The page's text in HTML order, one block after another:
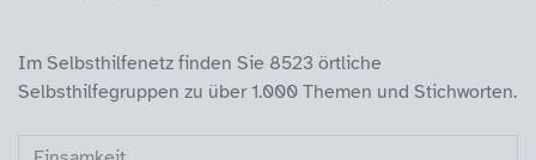
Im Selbsthilfenetz finden Sie 8523 örtliche
Selbsthilfegruppen zu über 1.000 Themen und Stichworten.